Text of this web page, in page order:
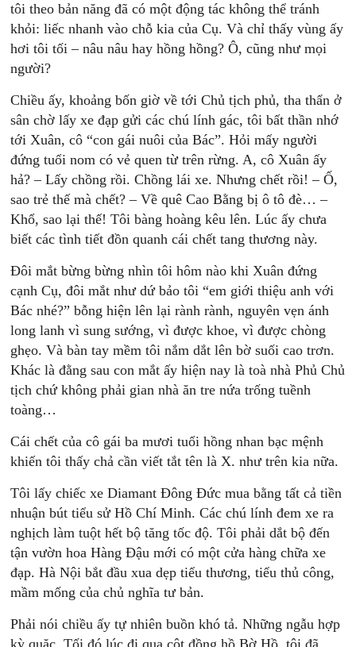
tôi theo bản năng đã có một động tác không thể tránh
khỏi: liếc nhanh vào chỗ kia của Cụ. Và chỉ thấy vùng ấy
hơi tôi tối – nâu nâu hay hồng hồng? Ô, cũng như mọi
người?
Chiều ấy, khoảng bốn giờ về tới Chủ tịch phủ, tha thẩn ở
sân chờ lấy xe đạp gửi các chú lính gác, tôi bất thần nhớ
tới Xuân, cô “con gái nuôi của Bác”. Hỏi mấy người
đứng tuổi nom có vẻ quen từ trên rừng. A, cô Xuân ấy
hả? – Lấy chồng rồi. Chồng lái xe. Nhưng chết rồi! – Ố,
sao trẻ thế mà chết? – Về quê Cao Bằng bị ô tô đè… –
Khổ, sao lại thế! Tôi bàng hoàng kêu lên. Lúc ấy chưa
biết các tình tiết đồn quanh cái chết tang thương này.
Đôi mắt bừng bừng nhìn tôi hôm nào khi Xuân đứng
cạnh Cụ, đôi mắt như dứ bảo tôi “em giới thiệu anh với
Bác nhé?” bỗng hiện lên lại rành rành, nguyên vẹn ánh
long lanh vì sung sướng, vì được khoe, vì được chòng
ghẹo. Và bàn tay mềm tôi nắm dắt lên bờ suối cao trơn.
Khác là đằng sau con mắt ấy hiện nay là toà nhà Phủ Chủ
tịch chứ không phải gian nhà ăn tre nứa trống tuềnh
toàng…
Cái chết của cô gái ba mươi tuổi hồng nhan bạc mệnh
khiến tôi thấy chả cần viết tắt tên là X. như trên kia nữa.
Tôi lấy chiếc xe Diamant Đông Đức mua bằng tất cả tiền
nhuận bút tiểu sử Hồ Chí Minh. Các chú lính đem xe ra
nghịch làm tuột hết bộ tăng tốc độ. Tôi phải dắt bộ đến
tận vườn hoa Hàng Đậu mới có một cửa hàng chữa xe
đạp. Hà Nội bắt đầu xua dẹp tiểu thương, tiểu thủ công,
mầm mống của chủ nghĩa tư bản.
Phải nói chiều ấy tự nhiên buồn khó tả. Những ngẫu hợp
kỳ quặc. Tối đó lúc đi qua cột đồng hồ Bờ Hồ, tôi đã